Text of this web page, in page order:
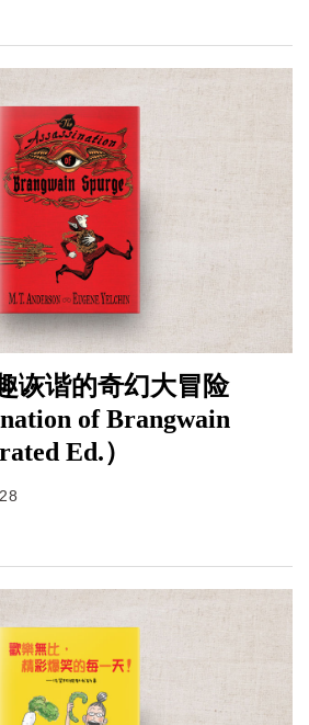
诙谐的奇幻大冒险
of Brangwain
Ed.）